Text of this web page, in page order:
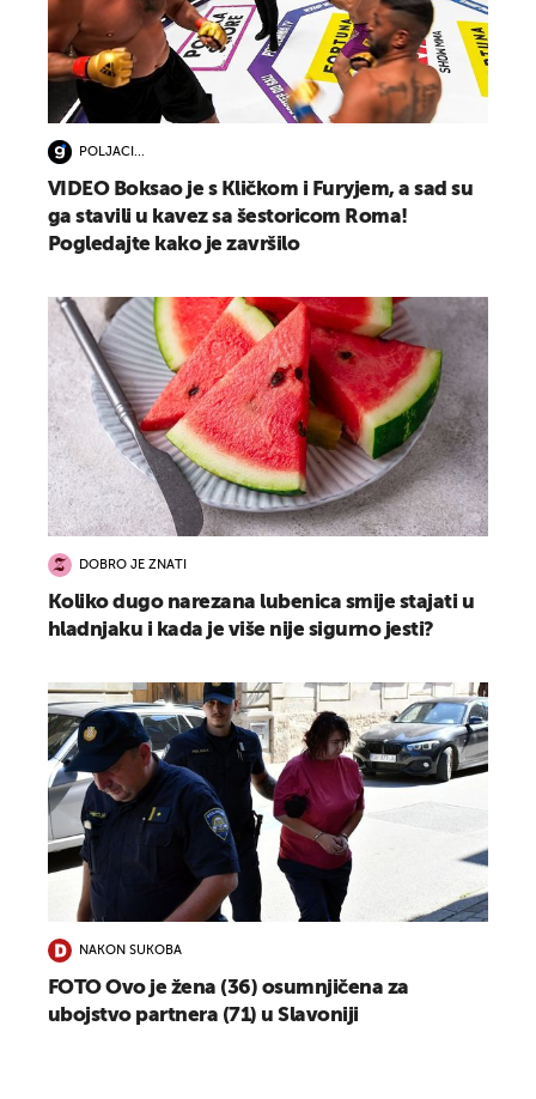
POLJACI...
VIDEO Boksao je s Kličkom i Furyjem, a sad su
ga stavili u kavez sa šestoricom Roma!
Pogledajte kako je završilo
DOBRO JE ZNATI
Koliko dugo narezana lubenica smije stajati u
hladnjaku i kada je više nije sigurno jesti?
NAKON SUKOBA
FOTO Ovo je žena (36) osumnjičena za
ubojstvo partnera (71) u Slavoniji